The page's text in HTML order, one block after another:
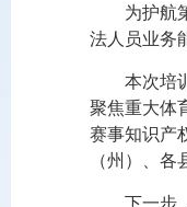
为护航
法人员业务
本次培
聚焦重大体
赛事知识产
（州）、
下一步